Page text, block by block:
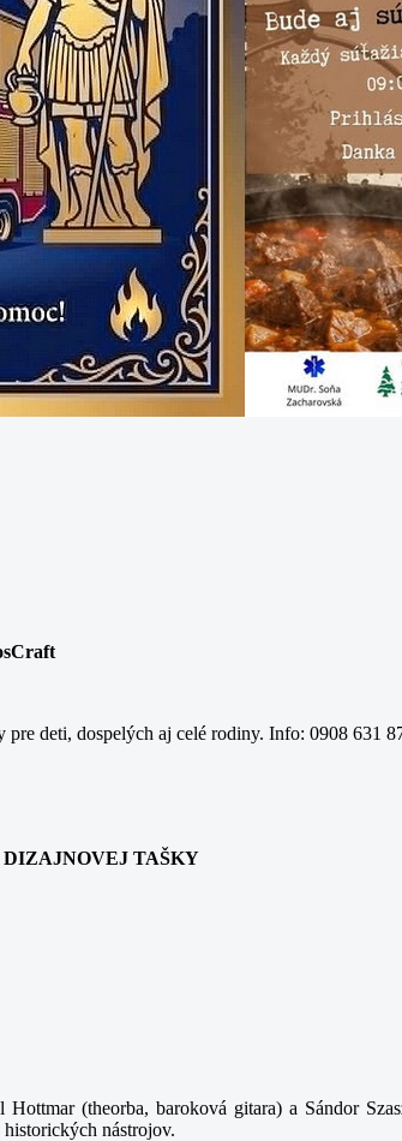
deti, dospelých aj celé rodiny. Info: 0908 631
DIZAJNOVEJ TAŠKY
(theorba, baroková gitara) a Sándor
nástrojov.